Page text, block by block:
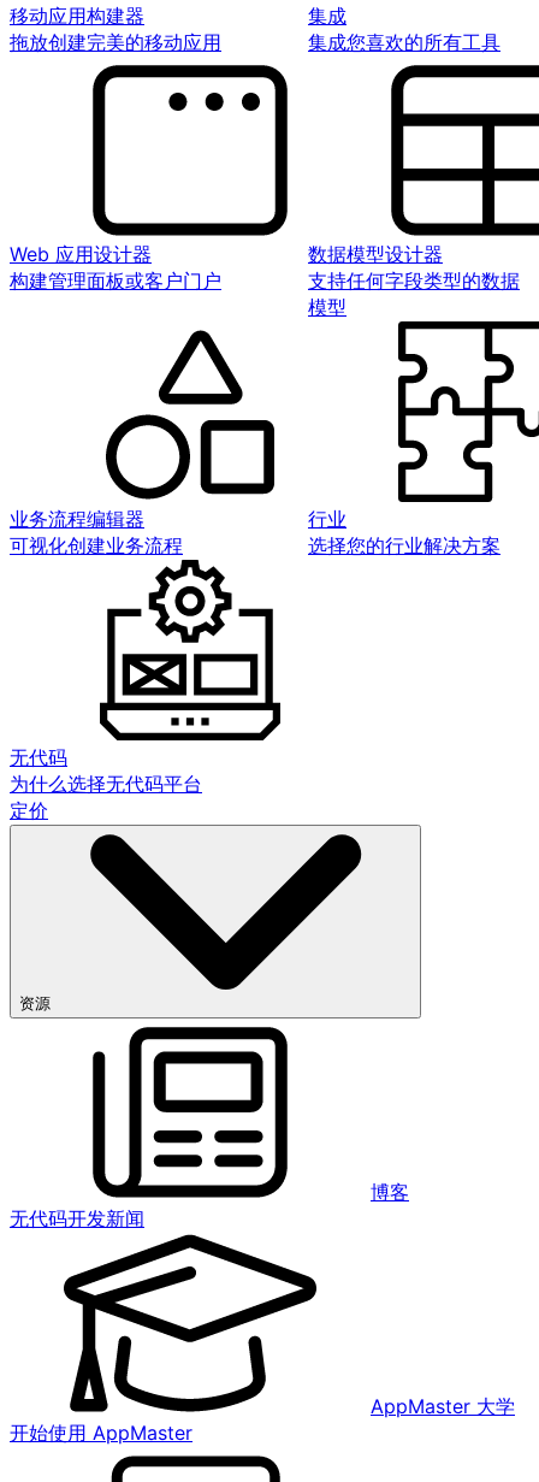
移动应用构建器
拖放创建完美的移动应用
集成
集成您喜欢的所有工具
Web 应用设计器
构建管理面板或客户门户
数据模型设计器
支持任何字段类型的数据
模型
业务流程编辑器
可视化创建业务流程
行业
选择您的行业解决方案
无代码
为什么选择无代码平台
定价
资源
博客
无代码开发新闻
AppMaster 大学
开始使用 AppMaster